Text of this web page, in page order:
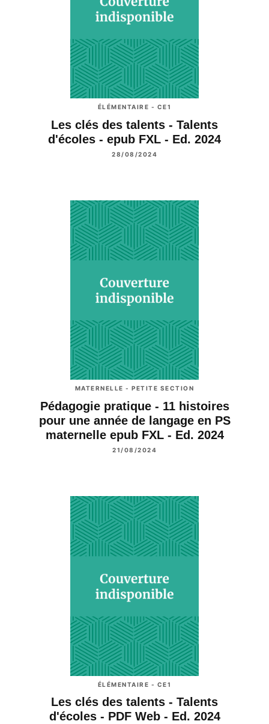
ÉLÉMENTAIRE - CE1
Les clés des talents - Talents
d'écoles - epub FXL - Ed. 2024
28/08/2024
MATERNELLE - PETITE SECTION
Pédagogie pratique - 11 histoires
pour une année de langage en PS
maternelle epub FXL - Ed. 2024
21/08/2024
ÉLÉMENTAIRE - CE1
Les clés des talents - Talents
d'écoles - PDF Web - Ed. 2024